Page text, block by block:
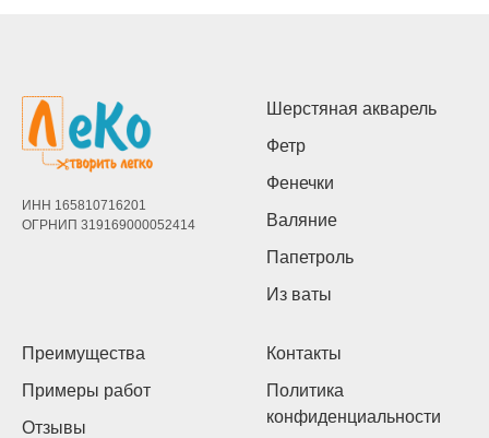
ИНН 165810716201
ОГРНИП 319169000052414
Шерстяная акварель
Фетр
Фенечки
Валяние
Папетроль
Из ваты
Преимущества
Примеры работ
Отзывы
Контакты
Политика
конфиденциальности